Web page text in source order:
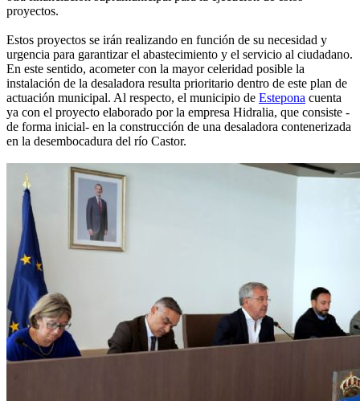
proyectos.
Estos proyectos se irán realizando en función de su necesidad y
urgencia para garantizar el abastecimiento y el servicio al ciudadano.
En este sentido, acometer con la mayor celeridad posible la
instalación de la desaladora resulta prioritario dentro de este plan de
actuación municipal. Al respecto, el municipio de Estepona cuenta
ya con el proyecto elaborado por la empresa Hidralia, que consiste -
de forma inicial- en la construcción de una desaladora contenerizada
en la desembocadura del río Castor.